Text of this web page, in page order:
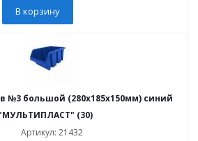
В корзину
№3 большой (280х185х150мм) синий
(30)
Артикул: 21432